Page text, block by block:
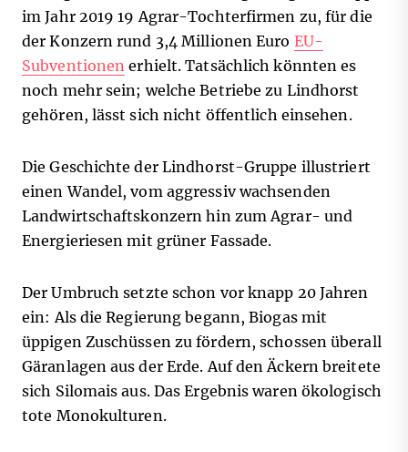
im Jahr 2019 19 Agrar-Tochterfirmen zu, für die
der Konzern rund 3,4 Millionen Euro EU-
Subventionen erhielt. Tatsächlich könnten es
noch mehr sein; welche Betriebe zu Lindhorst
gehören, lässt sich nicht öffentlich einsehen.
Die Geschichte der Lindhorst-Gruppe illustriert
einen Wandel, vom aggressiv wachsenden
Landwirtschaftskonzern hin zum Agrar- und
Energieriesen mit grüner Fassade.
Der Umbruch setzte schon vor knapp 20 Jahren
ein: Als die Regierung begann, Biogas mit
üppigen Zuschüssen zu fördern, schossen überall
Gäranlagen aus der Erde. Auf den Äckern breitete
sich Silomais aus. Das Ergebnis waren ökologisch
tote Monokulturen.